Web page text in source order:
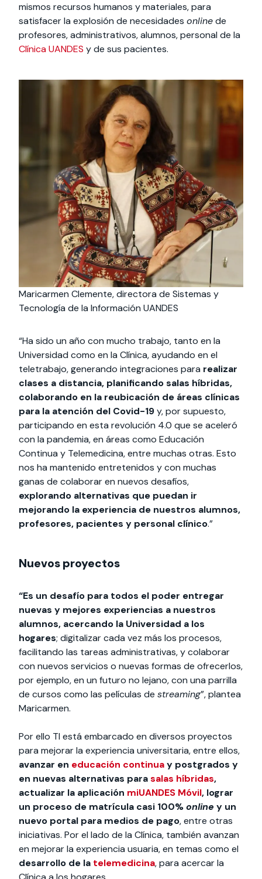
mismos recursos humanos y materiales, para
satisfacer la explosión de necesidades onlinede
profesores, administrativos, alumnos, personal de la
Clínica UANDES y de sus pacientes.
Maricarmen Clemente, directora de Sistemas y
Tecnología de la Información UANDES
“Ha sido un año con mucho trabajo, tanto en la
Universidad como en la Clínica, ayudando en el
teletrabajo, generando integraciones para realizar
clases a distancia, planificando salas híbridas,
colaborando en la reubicación de áreas clínicas
para la atención del Covid-19y, por supuesto,
participando en esta revolución 4.0 que se aceleró
con la pandemia, en áreas como Educación
Continua y Telemedicina, entre muchas otras. Esto
nos ha mantenido entretenidos y con muchas
ganas de colaborar en nuevos desafíos,
explorando alternativas que puedan ir
mejorando la experiencia de nuestros alumnos,
profesores, pacientes y personal clínico.”
Nuevos proyectos
“Es un desafío para todos el poder entregar
nuevas y mejores experiencias a nuestros
alumnos, acercando la Universidad a los
hogares; digitalizar cada vez más los procesos,
facilitando las tareas administrativas, y colaborar
con nuevos servicios o nuevas formas de ofrecerlos,
por ejemplo, en un futuro no lejano, con una parrilla
de cursos como las películas de streaming”, plantea
Maricarmen.
Por ello TI está embarcado en diversos proyectos
para mejorar la experiencia universitaria, entre ellos,
avanzar en educación continuay postgrados y
en nuevas alternativas parasalas híbridas,
actualizar la aplicación miUANDES Móvil, lograr
un proceso de matrícula casi 100%online y un
nuevo portal para medios de pago, entre otras
iniciativas. Por el lado de la Clínica, también avanzan
en mejorar la experiencia usuaria, en temas como el
desarrollo de la telemedicina, para acercar la